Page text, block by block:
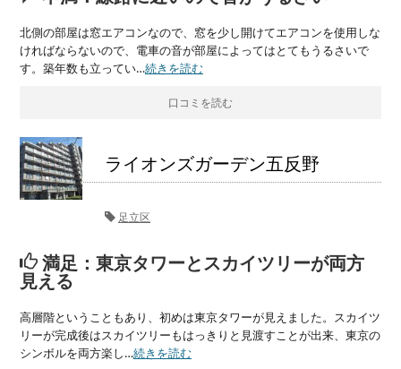
北側の部屋は窓エアコンなので、窓を少し開けてエアコンを使用しな
ければならないので、電車の音が部屋によってはとてもうるさいで
す。築年数も立ってい…続きを読む
口コミを読む
ライオンズガーデン五反野
足立区
満足：東京タワーとスカイツリーが両方
見える
高層階ということもあり、初めは東京タワーが見えました。スカイツ
リーが完成後はスカイツリーもはっきりと見渡すことが出来、東京の
シンボルを両方楽し…続きを読む